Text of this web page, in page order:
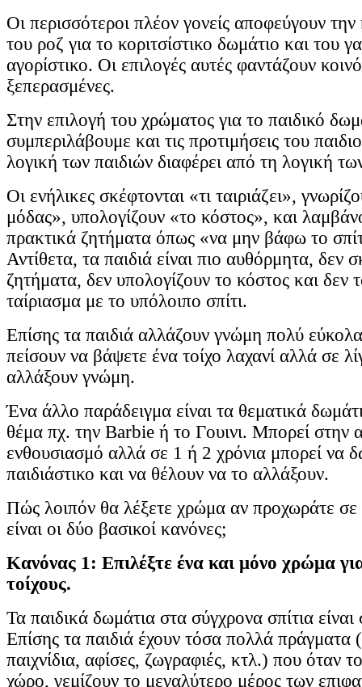
Οι περισσότεροι πλέον γονείς αποφεύγουν την
του ροζ για το κοριτσίστικο δωμάτιο και του
αγορίστικο. Οι επιλογές αυτές φαντάζουν
ξεπερασμένες.
Στην επιλογή του χρώματος για το παιδικό
συμπεριλάβουμε και τις προτιμήσεις του
λογική των παιδιών διαφέρει από τη λογική
Οι ενήλικες σκέφτονται «τι ταιριάζει»,
μόδας», υπολογίζουν «το κόστος», και
πρακτικά ζητήματα όπως «να μην βάφω το
Αντίθετα, τα παιδιά είναι πιο αυθόρμητα, δεν
ζητήματα, δεν υπολογίζουν το κόστος και δεν
ταίριασμα με το υπόλοιπο σπίτι.
Επίσης τα παιδιά αλλάζουν γνώμη πολύ
πείσουν να βάψετε ένα τοίχο λαχανί αλλά σε
αλλάξουν γνώμη.
Ένα άλλο παράδειγμα είναι τα θεματικά
θέμα πχ. την Barbie ή το Γουινι. Μπορεί στην
ενθουσιασμό αλλά σε 1 ή 2 χρόνια μπορεί να
παιδιάστικο και να θέλουν να το αλλάξουν.
Πώς λοιπόν θα λέξετε χρώμα αν προχωράτε σε
είναι οι δύο βασικοί κανόνες;
Κανόνας 1: Επιλέξτε ένα και μόνο χρώμα
τοίχους.
Τα παιδικά δωμάτια στα σύγχρονα σπίτια
Επίσης τα παιδιά έχουν τόσα πολλά πράγματα
παιχνίδια, αφίσες, ζωγραφιές, κτλ.) που όταν
χώρο, γεμίζουν το μεγαλύτερο μέρος των